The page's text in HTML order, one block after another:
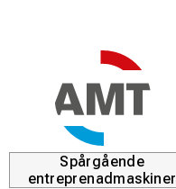
Spårgående
entreprenadmaskiner